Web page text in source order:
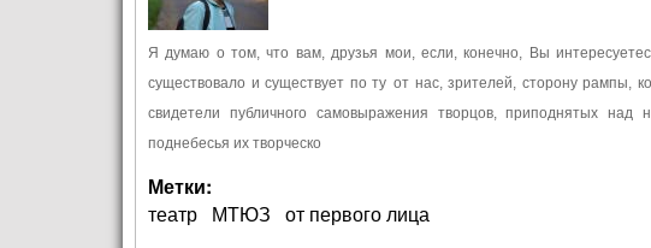
Я думаю о том, что вам, друзья мои, если, конечно, Вы
существовало и существует по ту от нас, зрителей, сторону рампы,
свидетели публичного самовыражения творцов, приподнятых
поднебесья их творческо
Метки:
театр МТЮЗ
от первого лица